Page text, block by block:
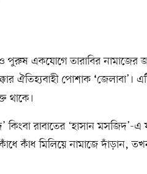
পুরুষ একযোগে তারাবির নামাজের
ঐতিহ্যবাহী পোশাক ‘জেলাবা’।
থাকে।
কিংবা রাবাতের ‘হাসান মসজিদ’-
কাঁধ মিলিয়ে নামাজে দাঁড়ান,